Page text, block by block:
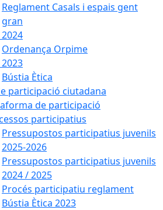
Reglament Casals i espais gent
gran
Ordenança Orpime
Bústia Ètica
participació ciutadana
de participació
participatius
Pressupostos participatius juvenils
2025-2026
Pressupostos participatius juvenils
2024 / 2025
Procés participatiu reglament
Bústia Ètica 2023